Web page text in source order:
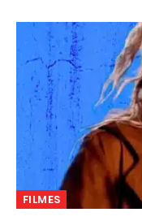
FILMES